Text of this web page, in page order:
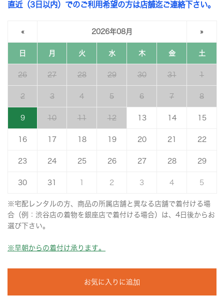
直近（3日以内）でのご利用希望の方は店舗迄ご連絡下さい。
« 2026年08月 »
日 月 火 水 木 金 土
26 27 28 29 30 31 1
2 3 4 5 6 7 8
9 10 11 12 13 14 15
16 17 18 19 20 21 22
23 24 25 26 27 28 29
30 31 2 3 4 5
※宅配レンタルの方、商品の所属店舗と異なる店舗で着付ける場
合（例：渋谷店の着物を銀座店で着付ける場合）は、4日後からお
選び下さい。
※早朝からの着付け承ります。
お気に入りに追加